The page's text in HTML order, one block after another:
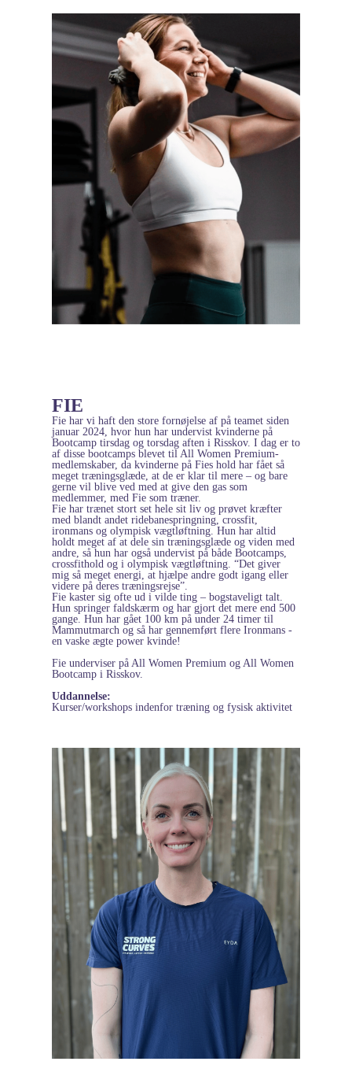
FIE
Fie har vi haft den store fornøjelse af på teamet siden
januar 2024, hvor hun har undervist kvinderne på
Bootcamp tirsdag og torsdag aften i Risskov. I dag er to
af disse bootcamps blevet til All Women Premium-
medlemskaber, da kvinderne på Fies hold har fået så
meget træningsglæde, at de er klar til mere – og bare
gerne vil blive ved med at give den gas som
medlemmer, med Fie som træner.
Fie har trænet stort set hele sit liv og prøvet kræfter
med blandt andet ridebanespringning, crossfit,
ironmans og olympisk vægtløftning. Hun har altid
holdt meget af at dele sin træningsglæde og viden med
andre, så hun har også undervist på både Bootcamps,
crossfithold og i olympisk vægtløftning. “Det giver
mig så meget energi, at hjælpe andre godt igang eller
videre på deres træningsrejse”.
Fie kaster sig ofte ud i vilde ting – bogstaveligt talt.
Hun springer faldskærm og har gjort det mere end 500
gange. Hun har gået 100 km på under 24 timer til
Mammutmarch og så har gennemført flere Ironmans -
en vaske ægte power kvinde!
Fie underviser på All Women Premium og All Women
Bootcamp i Risskov.
Uddannelse:
Kurser/workshops indenfor træning og fysisk aktivitet